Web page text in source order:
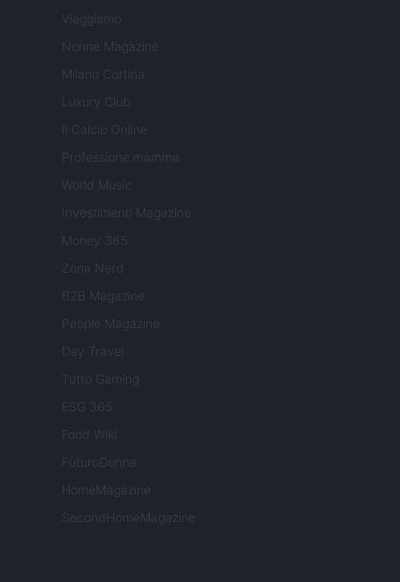
Viaggiamo
Nonne Magazine
Milano Cortina
Luxury Club
Il Calcio Online
Professione mamma
World Music
Investimenti Magazine
Money 365
Zona Nerd
B2B Magazine
People Magazine
Day Travel
Tutto Gaming
ESG 365
Food Wiki
FuturoDonna
HomeMagazine
SecondHomeMagazine